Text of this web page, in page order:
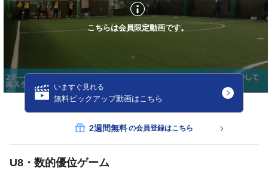
こちらは会員限定動画です。
いますぐ見れる
無料ピックアップ動画はこちら
2週間無料の会員登録はこちら
U8・数的優位ゲーム